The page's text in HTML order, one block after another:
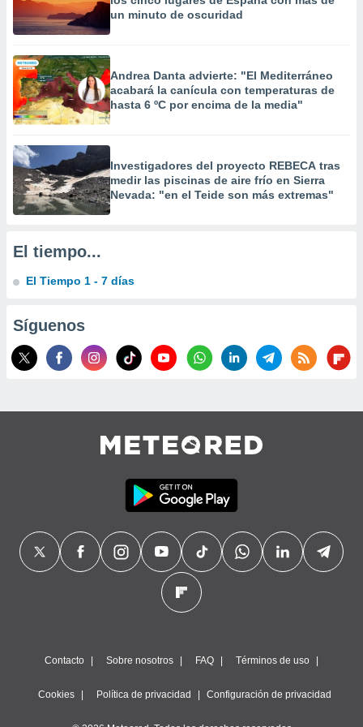
uso de
la
contenido
medir el
el
del
de
o a través
uso de
e
1199
un minuto de oscuridad
Andrea Danta advierte: "El Mediterráneo
acabará la canícula con temperaturas de
hasta 6 ºC por encima de la media"
Investigadores del proyecto REBECA tras
medir las piscinas de aire frío en Sierra
Nevada: "en el Teide son más extremas"
El tiempo...
El Tiempo 1 - 7 días
Síguenos
Contacto Sobre nosotros FAQ Términos de uso
Cookies Política de privacidad Configuración de privacidad